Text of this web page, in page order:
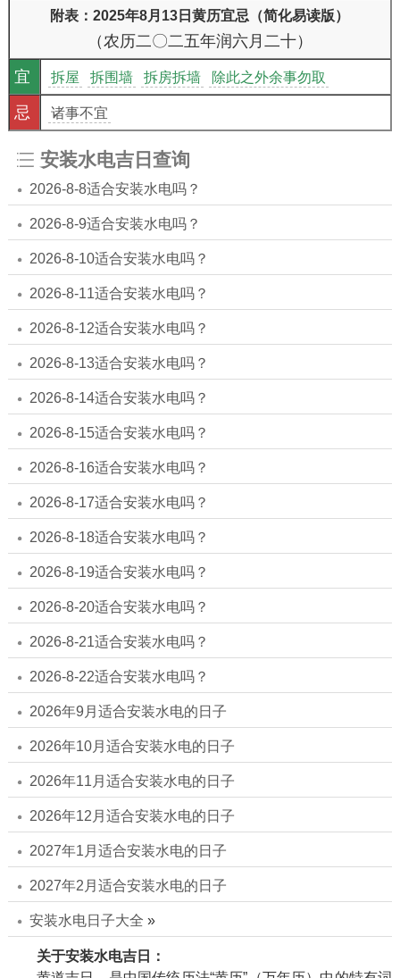
附表：2025年8月13日黄历宜忌（简化易读版）
（农历二〇二五年润六月二十）
宜
拆屋 拆围墙 拆房拆墙
除此之外余事勿取
忌
诸事不宜
安装水电吉日查询
2026-8-8适合安装水电吗？
2026-8-9适合安装水电吗？
2026-8-10适合安装水电吗？
2026-8-11适合安装水电吗？
2026-8-12适合安装水电吗？
2026-8-13适合安装水电吗？
2026-8-14适合安装水电吗？
2026-8-15适合安装水电吗？
2026-8-16适合安装水电吗？
2026-8-17适合安装水电吗？
2026-8-18适合安装水电吗？
2026-8-19适合安装水电吗？
2026-8-20适合安装水电吗？
2026-8-21适合安装水电吗？
2026-8-22适合安装水电吗？
2026年9月适合安装水电的日子
2026年10月适合安装水电的日子
2026年11月适合安装水电的日子
2026年12月适合安装水电的日子
2027年1月适合安装水电的日子
2027年2月适合安装水电的日子
安装水电日子大全 »
关于安装水电吉日：